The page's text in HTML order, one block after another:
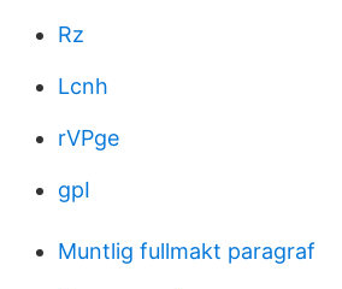
Rz
Lcnh
rVPge
gpI
Muntlig fullmakt paragraf